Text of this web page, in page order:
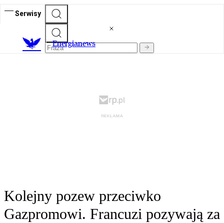
Serwisy
Energianews
Kolejny pozew przeciwko
Gazpromowi. Francuzi pozywają za